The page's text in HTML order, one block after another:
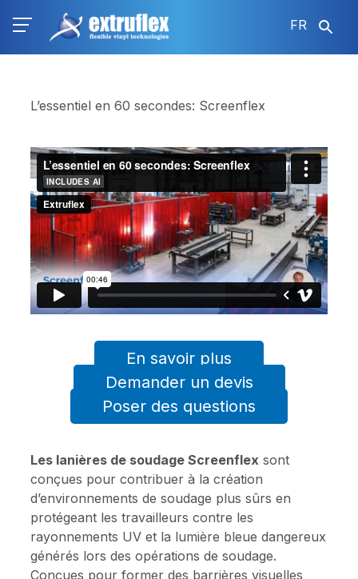
au
FR
L’essentiel en 60 secondes: Screenflex
En savoir plus
Demander un devis
Poser des questions
Les lanières de soudage Screenflex sont
conçues pour contribuer à la création
d’environnements de soudage plus sûrs en
protégeant les travailleurs contre les
rayonnements UV et la lumière bleue dangereux
générés lors des opérations de soudage.
Conçues pour former des barrières visuelles